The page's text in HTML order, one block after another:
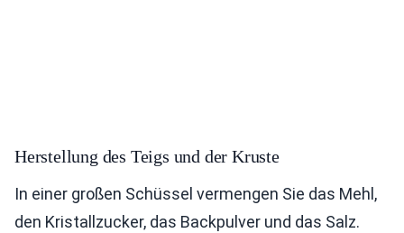
Herstellung des Teigs und der Kruste
In einer großen Schüssel vermengen Sie das Mehl,
den Kristallzucker, das Backpulver und das Salz.